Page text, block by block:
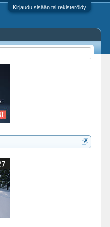
Kirjaudu sisään tai rekisteröidy